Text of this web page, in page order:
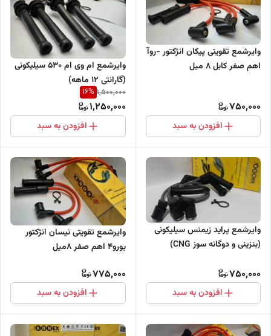
وایرشمع تقویتی پیکان انژکتور -روآ
اهم صفر کابل 8 میل
750,000
افزودن به سبد
وایرشمع ام وی ام 530 سیلیکونی
(گارانتی 12 ماهه)
1,500,000
16%
1,250,000
افزودن به سبد
وایرشمع پراید زیمنس سیلیکونی
(بنزینی و دوگانه سوز CNG)
750,000
افزودن به سبد
وایرشمع تقویتی نیسان انژکتور
یورو4 اهم صفر 8میل
775,000
افزودن به سبد